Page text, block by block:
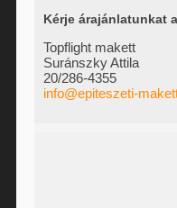
Kérje árajánlatunkat
Topflight makett
Suránszky Attila
20/286-4355
info@epiteszeti-